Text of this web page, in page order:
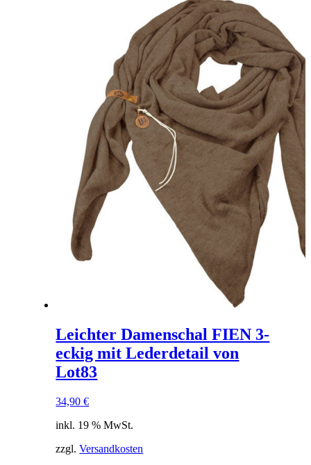
Leichter Damenschal FIEN 3-
eckig mit Lederdetail von
Lot83
34,90€
inkl. 19 % MwSt.
zzgl.Versandkosten